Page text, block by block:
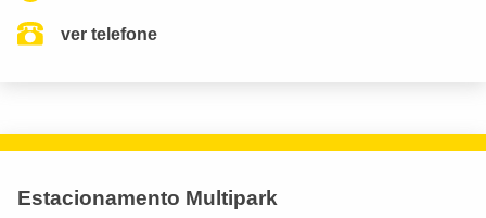
ver telefone
Estacionamento Multipark